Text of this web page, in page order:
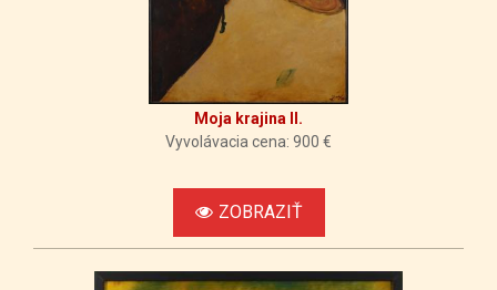
09:11:00
2026-
06-06
09:10:39
2026-
09:10:23
28054
2026-
06-04
21:20:25
2 800 €
Moja krajina II.
Vyvolávacia cena: 900 €
ZOBRAZIŤ